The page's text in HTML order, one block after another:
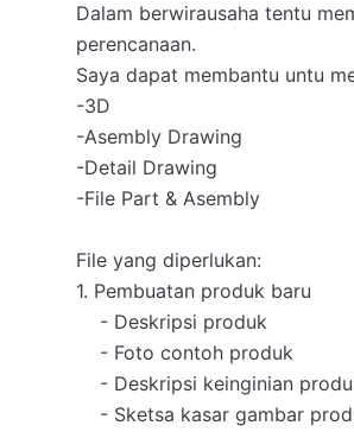
Dalam berwirausaha tentu
perencanaan.
Saya dapat membantu untu
-3D
-Asembly Drawing
-Detail Drawing
-File Part & Asembly
File yang diperlukan:
1. Pembuatan produk baru